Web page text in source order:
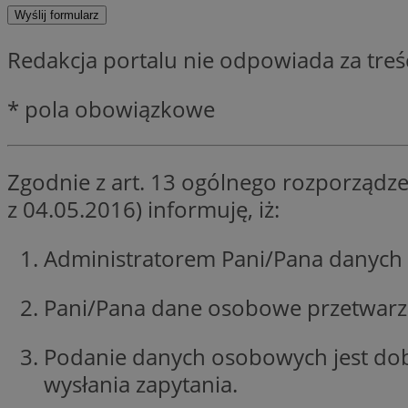
Redakcja portalu nie odpowiada za
* pola obowiązkowe
Zgodnie z art. 13 ogólnego
z 04.05.2016) informuję, iż:
Administratorem Pani/Pana
Pani/Pana dane osobowe
Podanie danych osobowych jest
wysłania zapytania.
MvSessID